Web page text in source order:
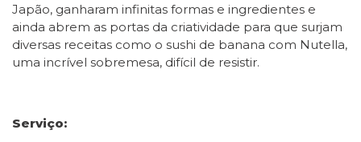
Japão, ganharam infinitas formas e ingredientes e
ainda abrem as portas da criatividade para que surjam
diversas receitas como o sushi de banana com Nutella,
uma incrível sobremesa, difícil de resistir.
Serviço: